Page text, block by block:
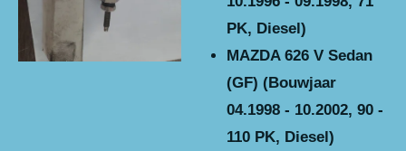
PK, Diesel)
MAZDA 626 V Sedan
(GF) (Bouwjaar
04.1998 - 10.2002, 90 -
110 PK, Diesel)